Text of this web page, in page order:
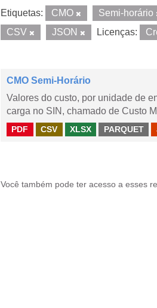
Etiquetas: CMO Semi-horário
CSV
JSON Licenças:
CMO Semi-Horário
Valores do custo, por unidade de
carga no SIN, chamado de Custo
PDF CSV XLSX PARQUET
Você também pode ter acesso a esses